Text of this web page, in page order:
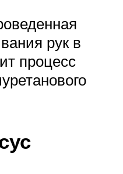
рук в
процесс